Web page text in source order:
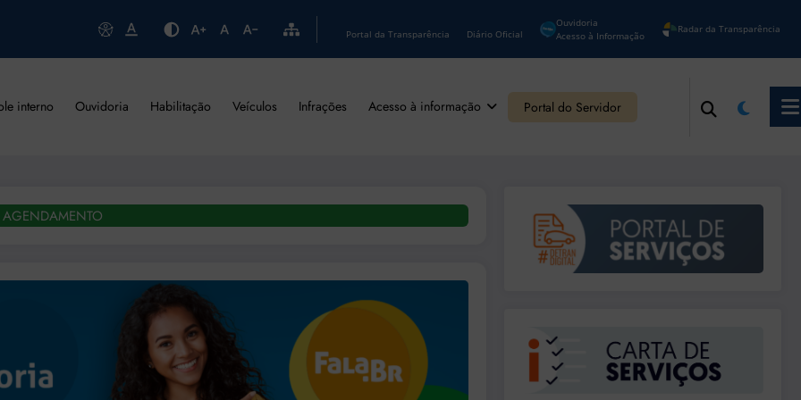
Portal da Transparência Diário Oficial
Ouvidoria
Acesso à Informação
Radar da Transparência
interno Ouvidoria Habilitação Veículos Infrações Acesso à informação Portal do Servidor
AGENDAMENTO